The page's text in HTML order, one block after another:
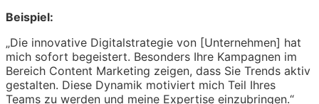
Beispiel:
„Die innovative Digitalstrategie von [Unternehmen] hat
mich sofort begeistert. Besonders Ihre Kampagnen im
Bereich Content Marketing zeigen, dass Sie Trends aktiv
gestalten. Diese Dynamik motiviert mich Teil Ihres
Teams zu werden und meine Expertise einzubringen.“